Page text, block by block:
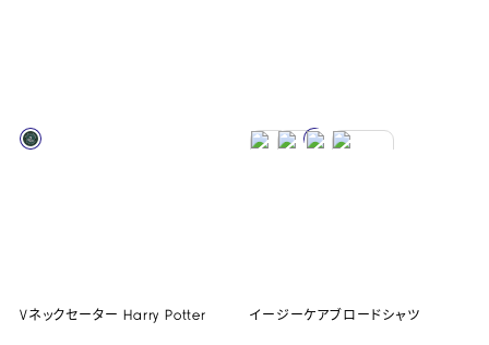
Vネックセーター Harry Potter イージーケアブロードシャツ